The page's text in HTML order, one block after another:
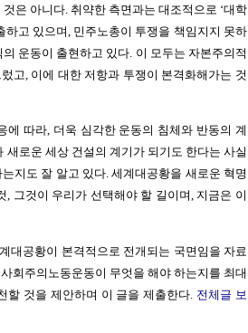
은 아니다. 취약한 측면과는 대조적으로 ‘대학
고 있으며, 민주노총이 투쟁을 책임지지 못하
운동이 출현하고 있다. 이 모두는 자본주의적
고, 이에 대한 저항과 투쟁이 본격화해가는 것
에 따라, 더욱 심각한 운동의 침체와 반동의 계
로운 세상 건설의 계기가 되기도 한다는 사실
지도 잘 알고 있다. 세계대공황을 새로운 혁명
그것이 우리가 선택해야 할 길이며, 지금은 이
대공황이 본격적으로 전개되는 국면임을 자료
회주의노동운동이 무엇을 해야 하는지를 최대
할 것을 제안하며 이 글을 제출한다. 전체글 보